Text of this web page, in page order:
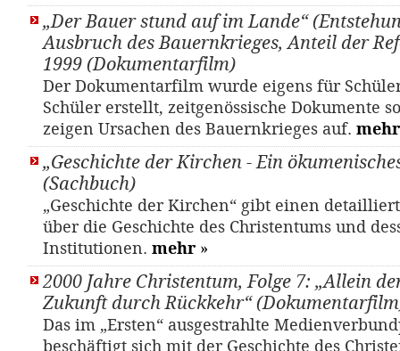
„Der Bauer stund auf im Lande“
Ausbruch des Bauernkrieges, Anteil der
1999 (Dokumentarfilm)
Der Dokumentarfilm wurde eigens für
Schüler erstellt, zeitgenössische Dokumente
zeigen Ursachen des Bauernkrieges auf. mehr
„Geschichte der Kirchen - Ein
(Sachbuch)
„Geschichte der Kirchen“ gibt einen
über die Geschichte des Christentums und
Institutionen. mehr »
2000 Jahre Christentum, Folge 7: „Allein
Zukunft durch Rückkehr“
Das im „Ersten“ ausgestrahlte
beschäftigt sich mit der Geschichte des